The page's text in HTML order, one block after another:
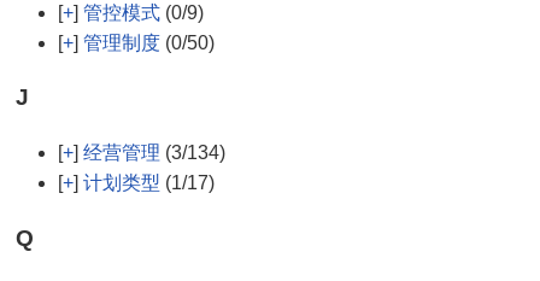
[+] 管控模式 (0/9)
[+] 管理制度 (0/50)
J
[+] 经营管理 (3/134)
[+] 计划类型 (1/17)
Q